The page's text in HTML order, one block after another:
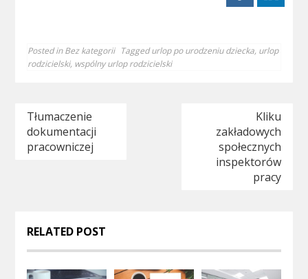
Posted inBez kategorii Taggedurlop po urodzeniu dziecka, urlop
rodzicielski, wspólny urlop rodzicielski
Nawigacja
wpisu
Tłumaczenie
dokumentacji
pracowniczej
Kliku
zakładowych
społecznych
inspektorów
pracy
RELATED POST